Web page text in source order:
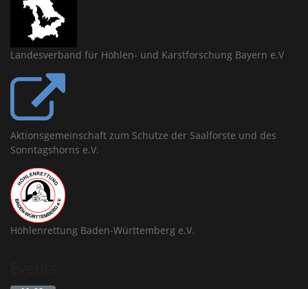
Landesverband für Höhlen- und Karstforschung Bayern e.V
Aktionsgemeinschaft zum Schutze der Saalforste und des
Sonntagshorns e.V.
Höhlenrettung Baden-Württemberg e.V.